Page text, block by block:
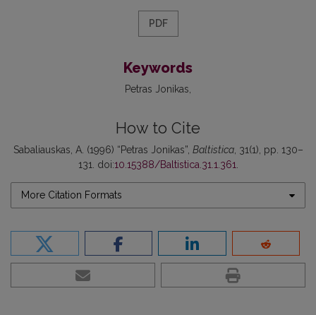
PDF
Keywords
Petras Jonikas
How to Cite
Sabaliauskas, A. (1996) “Petras Jonikas”, Baltistica, 31(1), pp. 130–
131. doi:10.15388/Baltistica.31.1.361.
More Citation Formats